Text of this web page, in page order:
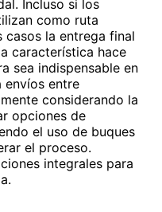
Incluso si los
como ruta
casos la entrega final
característica hace
sea indispensable en
envíos entre
considerando la
opciones de
el uso de buques
el proceso.
integrales para